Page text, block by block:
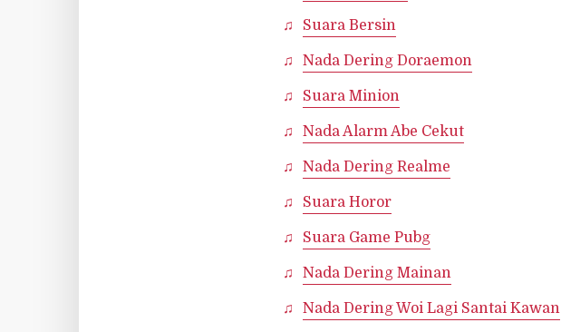
Suara Bersin
Nada Dering Doraemon
Suara Minion
Nada Alarm Abe Cekut
Nada Dering Realme
Suara Horor
Suara Game Pubg
Nada Dering Mainan
Nada Dering Woi Lagi Santai Kawan